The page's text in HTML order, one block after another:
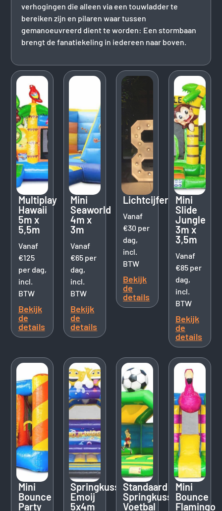
verhogingen die alleen via een touwladder te
bereiken zijn en pilaren waar tussen
gemanoeuvreerd dient te worden: Een stormbaan
brengt de fanatiekeling in iedereen naar boven.
Multiplay
Hawaii
5m x
5,5m
Vanaf
€125
per dag,
incl.
BTW
Bekijk
de
details
Mini
Seaworld
4m x
3m
Vanaf
€65 per
dag,
incl.
BTW
Bekijk
de
details
Lichtcijfers
Vanaf
€30 per
dag,
incl.
BTW
Bekijk
de
details
Mini
Slide
Jungle
3m x
3,5m
Vanaf
€85 per
dag,
incl.
BTW
Bekijk
de
details
Mini
Bounce
Party
Springkussen
Emoij
5x4m
Standaard
Springkussen
Voetbal
Mini
Bounce
Flamingo